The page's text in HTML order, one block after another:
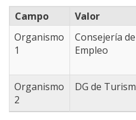
Campo
Valor
Organismo
1
Consejería
Empleo
Organismo
2
DG de